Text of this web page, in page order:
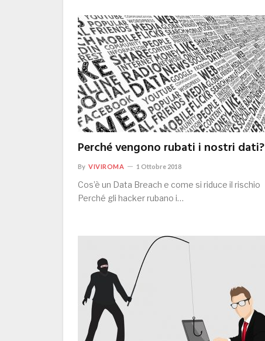
Perché vengono rubati i nostri dati?
By VIVIROMA 1 Ottobre 2018
Cos’è un Data Breach e come si riduce il rischio
Perché gli hacker rubano i…